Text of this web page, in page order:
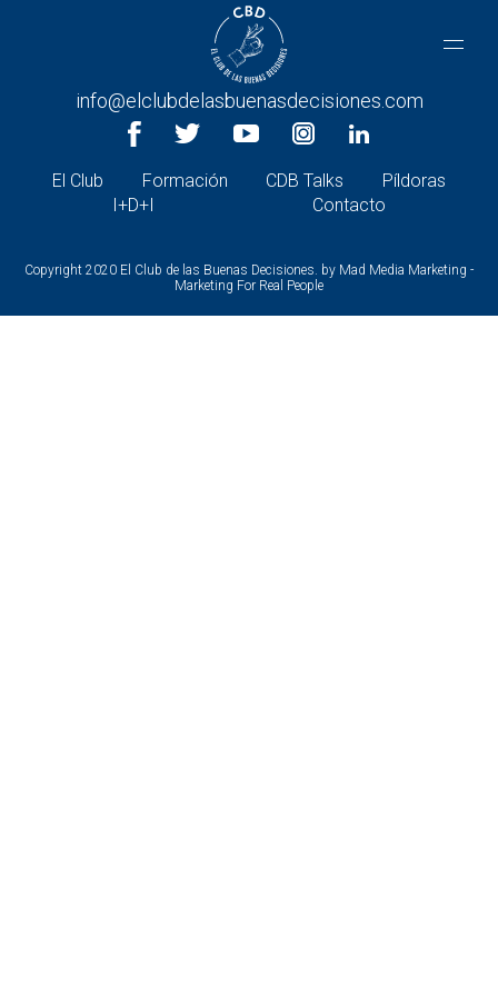
CONTACTA CON NOSOTROS
+34 966 26 30 27 |
info@elclubdelasbuenasdecisiones.com
El Club Formación CDB Talks
Píldoras
I+D+I
Contacto
Copyright 2020 El Club de las Buenas Decisiones. by Mad Media Marketing -
Marketing For Real People